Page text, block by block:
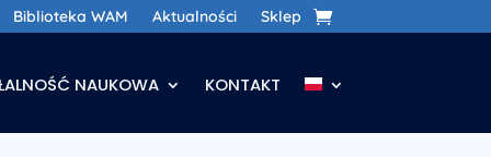
Biblioteka WAM Aktualności Sklep
NAUKOWA KONTAKT